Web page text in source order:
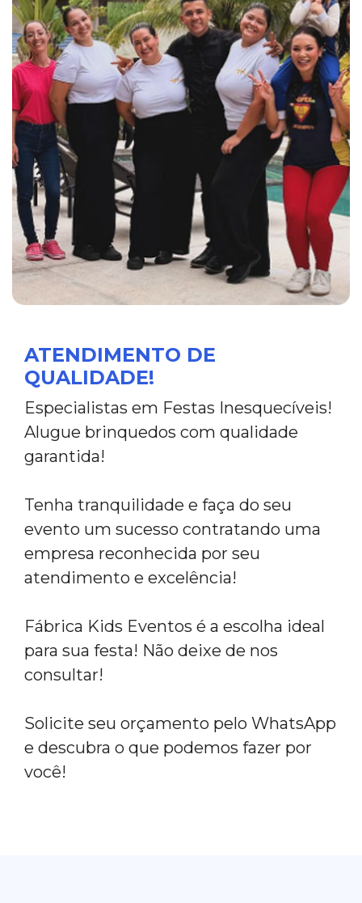
ATENDIMENTO DE
QUALIDADE!
Especialistas em Festas Inesquecíveis!
Alugue brinquedos com qualidade
garantida!
Tenha tranquilidade e faça do seu
evento um sucesso contratando uma
empresa reconhecida por seu
atendimento e excelência!
Fábrica Kids Eventos é a escolha ideal
para sua festa! Não deixe de nos
consultar!
Solicite seu orçamento pelo WhatsApp
e descubra o que podemos fazer por
você!